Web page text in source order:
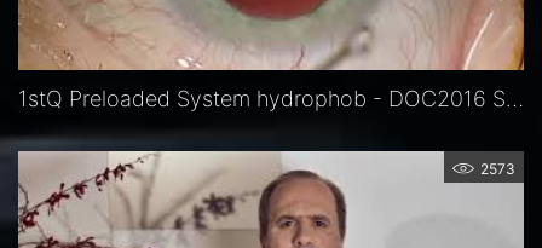
1stQ Preloaded System hydrophob - DOC2016 Sauder
2573